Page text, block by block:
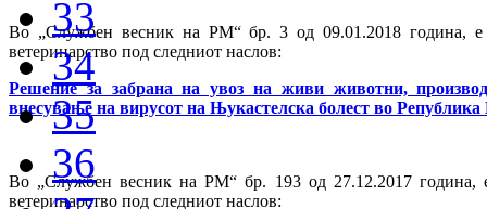
Во „Службен весник на РМ“ бр. 3 од 09.01.2018 година, е
ветеринарство под следниот наслов:
Решение за забрана на увоз на живи животни,
внесување на вирусот на Њукастелска болест во
Во „Службен весник на РМ“ бр. 193 од 27.12.2017 година,
ветеринарство под следниот наслов:
33
34
35
36